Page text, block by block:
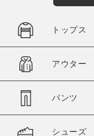
トップス
アウター
パンツ
シューズ